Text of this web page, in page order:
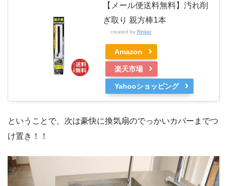
【メール便送料無料】汚れ削
ぎ取り 親方棒1本
created by Rinker
Amazon
楽天市場
Yahooショッピング
ということで、次は豪快に換気扇のでっかいカバーまでつ
け置き！！